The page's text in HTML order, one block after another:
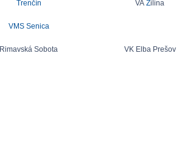
Trenčín VA Žilina
VMS Senica
Rimavská Sobota VK Elba Prešov